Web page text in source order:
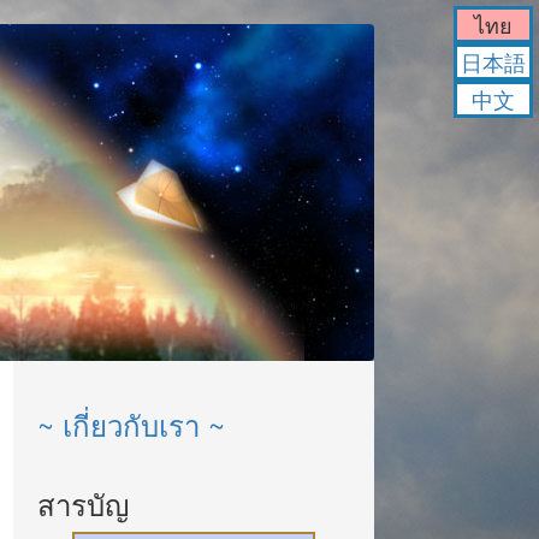
~ เกี่ยวกับเรา ~
สารบัญ
ไทย
日本語
中文